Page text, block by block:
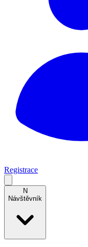
Registrace
N
Návštěvník